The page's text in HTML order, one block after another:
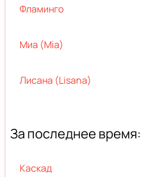
Фламинго
Миа (Mia)
Лисана (Lisana)
За последнее время:
Каскад